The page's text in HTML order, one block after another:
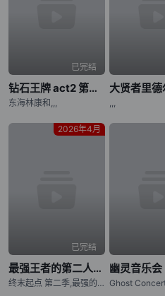
已完结
钻石王牌 act2 第二季
东海林康和,,, ,,,
2026年4月
已完结
最强王者的第二人生 第二季
终末起点 第二季,最强的国王，第二次的人生要做什么？ 第二季,最强王者，第二人生要做什么？ 第二季,三岁开始做王者 第二季,Saikyou no Ousama, Nidome no Jinsei wa Nani wo Suru? Season 2
幽灵音乐会